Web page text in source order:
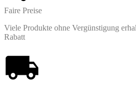
Faire Preise
Viele Produkte ohne Vergünstigung
Rabatt